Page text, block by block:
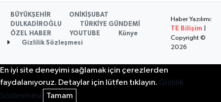
BÜYÜKŞEHİR
ONİKİŞUBAT
DULKADİROĞLU
TÜRKİYE GÜNDEMİ
ÖZEL HABER
YOUTUBE
Künye
Gizlilik Sözleşmesi
Haber Yazılımı:
TE Bilişim
Copyright ©
2026
En iyi site deneyimi sağlamak için çerezlerden
faydalanıyoruz. Detaylar için lütfen tıklayın. Gizlilik
Sözleşmesi
Tamam